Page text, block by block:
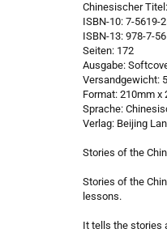
Chinesischer
ISBN-10: 7-5619-
ISBN-13: 978-7-
Seiten: 172
Ausgabe:
Versandgewicht:
Format: 210mm x
Sprache:
Verlag: Beijing
Stories of the
Stories of the
lessons.
It tells the stories